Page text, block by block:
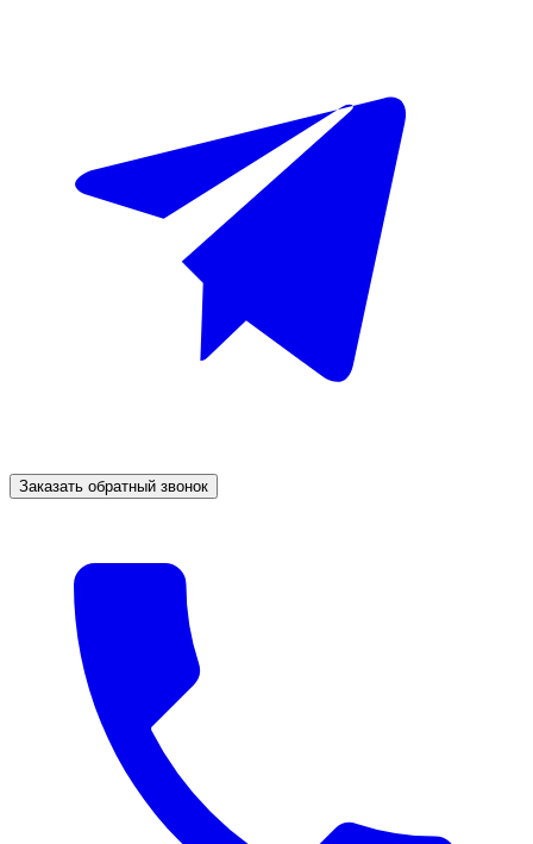
Заказать обратный звонок